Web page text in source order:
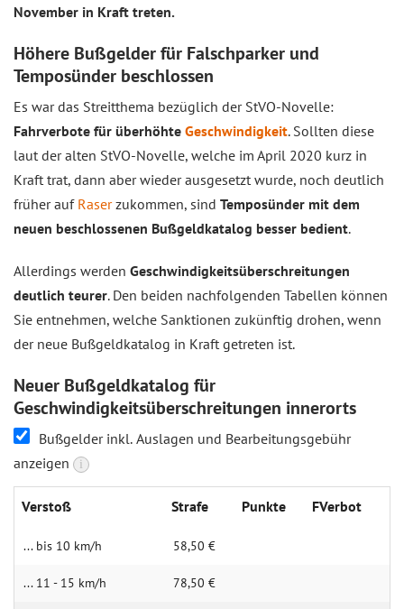
November in Kraft treten.
Höhere Bußgelder für Falschparker und
Temposünder beschlossen
Es war das Streitthema bezüglich der StVO-Novelle:
Fahrverbote für überhöhte Geschwindigkeit. Sollten diese
laut der alten StVO-Novelle, welche im April 2020 kurz in
Kraft trat, dann aber wieder ausgesetzt wurde, noch deutlich
früher auf Raserzukommen, sind Temposünder mit dem
neuen beschlossenen Bußgeldkatalog besser bedient.
Allerdings werden Geschwindigkeitsüberschreitungen
deutlich teurer. Den beiden nachfolgenden Tabellen können
Sie entnehmen, welche Sanktionen zukünftig drohen, wenn
der neue Bußgeldkatalog in Kraft getreten ist.
Neuer Bußgeldkatalog für
Geschwindigkeitsüberschreitungen innerorts
Bußgelder inkl. Auslagen und Bearbeitungsgebühr
anzeigen
i
Verstoß Strafe Punkte FVerbot
... bis 10 km/h 58,50 €
... 11 - 15 km/h 78,50 €